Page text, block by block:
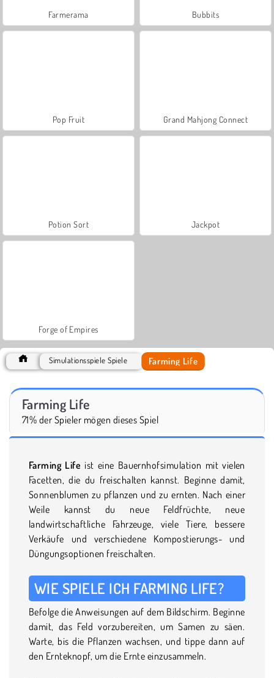
Farmerama Bubbits
Pop Fruit Grand Mahjong Connect
Potion Sort Jackpot
Forge of Empires
Simulationsspiele Spiele Farming Life
Farming Life
71% der Spieler mögen dieses Spiel
Farming Life ist eine Bauernhofsimulation mit vielen
Facetten, die du freischalten kannst. Beginne damit,
Sonnenblumen zu pflanzen und zu ernten. Nach einer
Weile kannst du neue Feldfrüchte, neue
landwirtschaftliche Fahrzeuge, viele Tiere, bessere
Verkäufe und verschiedene Kompostierungs- und
Düngungsoptionen freischalten.
WIE SPIELE ICH FARMING LIFE?
Befolge die Anweisungen auf dem Bildschirm. Beginne
damit, das Feld vorzubereiten, um Samen zu säen.
Warte, bis die Pflanzen wachsen, und tippe dann auf
den Ernteknopf, um die Ernte einzusammeln.